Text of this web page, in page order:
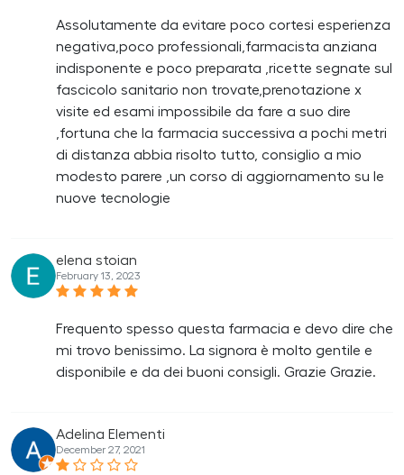
Assolutamente da evitare poco cortesi esperienza
negativa,poco professionali,farmacista anziana
indisponente e poco preparata ,ricette segnate sul
fascicolo sanitario non trovate,prenotazione x
visite ed esami impossibile da fare a suo dire
,fortuna che la farmacia successiva a pochi metri
di distanza abbia risolto tutto, consiglio a mio
modesto parere ,un corso di aggiornamento su le
nuove tecnologie
elena stoian
February 13, 2023
Frequento spesso questa farmacia e devo dire che
mi trovo benissimo. La signora è molto gentile e
disponibile e da dei buoni consigli. Grazie Grazie.
Adelina Elementi
December 27, 2021